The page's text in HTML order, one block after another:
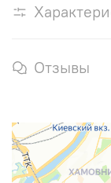
Отзывы